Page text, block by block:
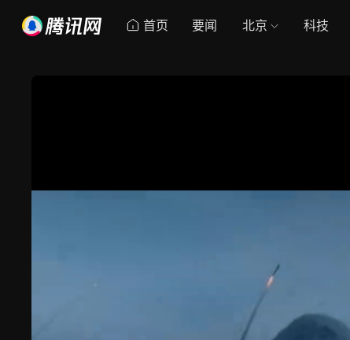
首页 要闻 北京 科技